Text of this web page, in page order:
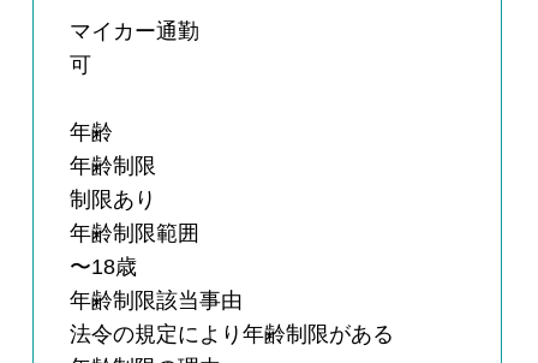
マイカー通勤
可
年齢
年齢制限
制限あり
年齢制限範囲
〜18歳
年齢制限該当事由
法令の規定により年齢制限がある